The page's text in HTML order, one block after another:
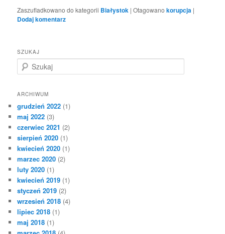
Zaszufladkowano do kategorii Białystok |Otagowano korupcja |
Dodaj komentarz
SZUKAJ
z
k
j
ARCHIWUM
grudzień 2022 (1)
maj 2022 (3)
czerwiec 2021 (2)
sierpień 2020 (1)
kwiecień 2020 (1)
marzec 2020 (2)
luty 2020 (1)
kwiecień 2019 (1)
styczeń 2019 (2)
wrzesień 2018 (4)
lipiec 2018 (1)
maj 2018 (1)